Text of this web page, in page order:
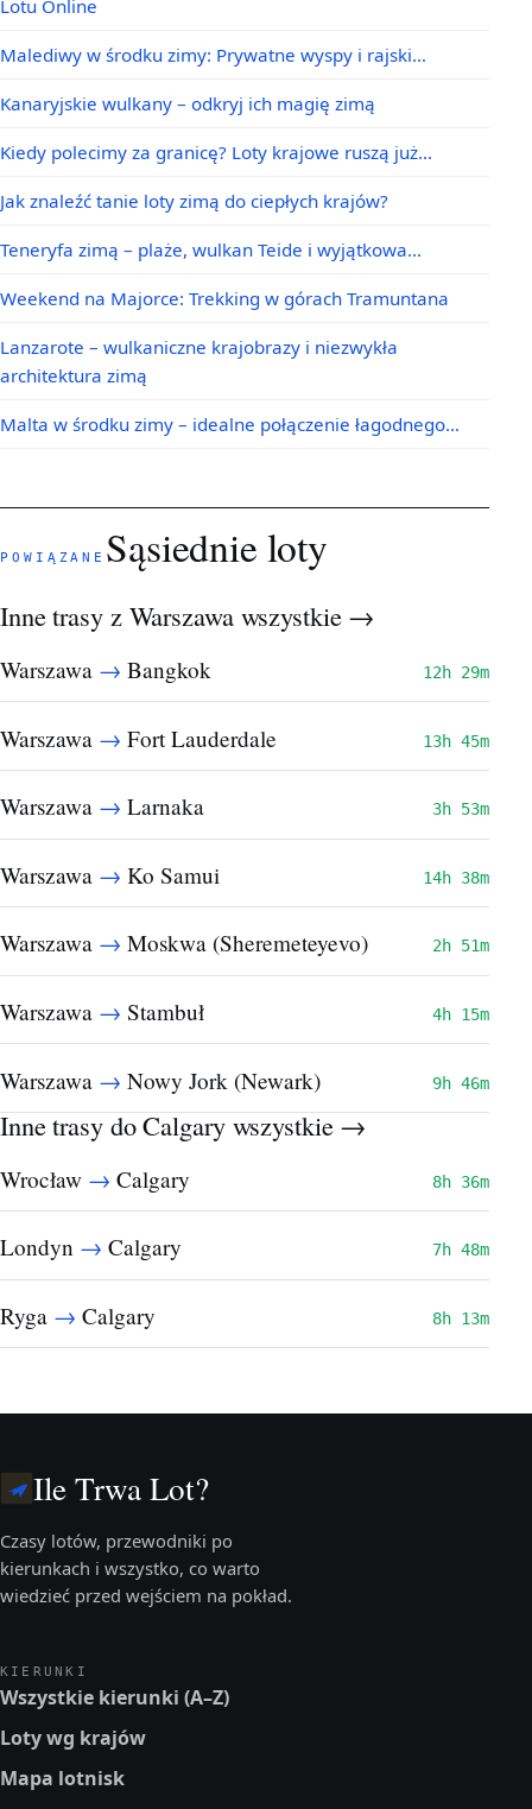
Lotu Online
Malediwy w środku zimy: Prywatne wyspy i rajski…
Kanaryjskie wulkany – odkryj ich magię zimą
Kiedy polecimy za granicę? Loty krajowe ruszą już…
Jak znaleźć tanie loty zimą do ciepłych krajów?
Teneryfa zimą – plaże, wulkan Teide i wyjątkowa…
Weekend na Majorce: Trekking w górach Tramuntana
Lanzarote – wulkaniczne krajobrazy i niezwykła
architektura zimą
Malta w środku zimy – idealne połączenie łagodnego…
POWIĄZANE Sąsiednie loty
Inne trasy z Warszawa wszystkie →
Warszawa → Bangkok 12h 29m
Warszawa → Fort Lauderdale 13h 45m
Warszawa → Larnaka 3h 53m
Warszawa → Ko Samui 14h 38m
Warszawa → Moskwa (Sheremeteyevo) 2h 51m
Warszawa → Stambuł 4h 15m
Warszawa → Nowy Jork (Newark) 9h 46m
Inne trasy do Calgarywszystkie →
Wrocław → Calgary 8h 36m
Londyn → Calgary 7h 48m
Ryga → Calgary 8h 13m
Ile Trwa Lot?
Czasy lotów, przewodniki po
kierunkach i wszystko, co warto
wiedzieć przed wejściem na pokład.
KIERUNKI
Wszystkie kierunki (A–Z)
Loty wg krajów
Mapa lotnisk